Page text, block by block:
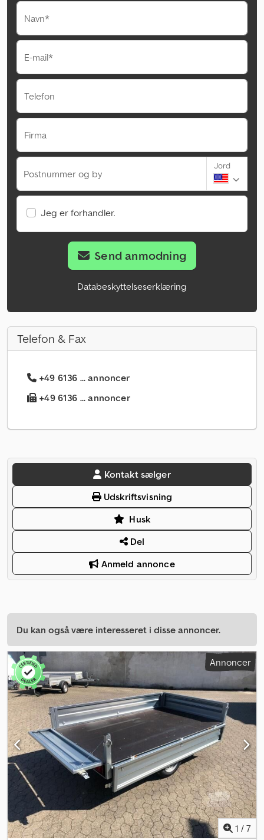
Navn*
E-mail*
Telefon
Firma
Postnummer og by
Jord
Jeg er forhandler.
Send anmodning
Databeskyttelseserklæring
Telefon & Fax
+49 6136 ... annoncer
+49 6136 ... annoncer
Kontakt sælger
Udskriftsvisning
Husk
Del
Anmeld annonce
Du kan også være interesseret i disse annoncer.
Annoncer
1 / 7